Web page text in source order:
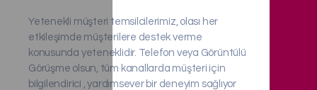
Yetenekli müşteri temsilcilerimiz, olası her
etkileşimde müşterilere destek verme
konusunda yeteneklidir. Telefon veya Görüntülü
Görüşme olsun, tüm kanallarda müşteri için
bilgilendirici , yardımsever bir deneyim sağlıyor